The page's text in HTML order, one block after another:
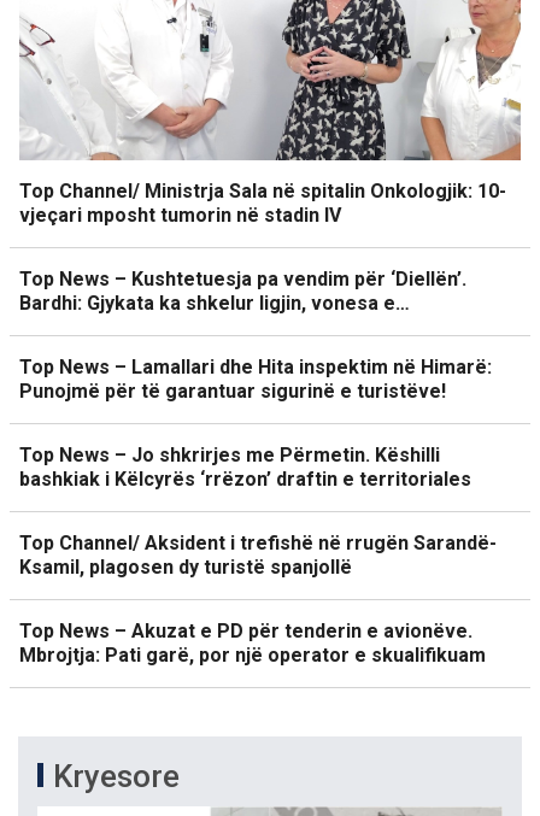
Top Channel/ Ministrja Sala në spitalin Onkologjik: 10-
vjeçari mposht tumorin në stadin IV
Top News – Kushtetuesja pa vendim për ‘Diellën’.
Bardhi: Gjykata ka shkelur ligjin, vonesa e…
Top News – Lamallari dhe Hita inspektim në Himarë:
Punojmë për të garantuar sigurinë e turistëve!
Top News – Jo shkrirjes me Përmetin. Këshilli
bashkiak i Këlcyrës ‘rrëzon’ draftin e territoriales
Top Channel/ Aksident i trefishë në rrugën Sarandë-
Ksamil, plagosen dy turistë spanjollë
Top News – Akuzat e PD për tenderin e avionëve.
Mbrojtja: Pati garë, por një operator e skualifikuam
Kryesore